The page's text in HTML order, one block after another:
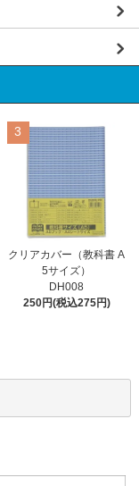
3
クリアカバー（教科書 A
5サイズ）
DH008
250円(税込275円)